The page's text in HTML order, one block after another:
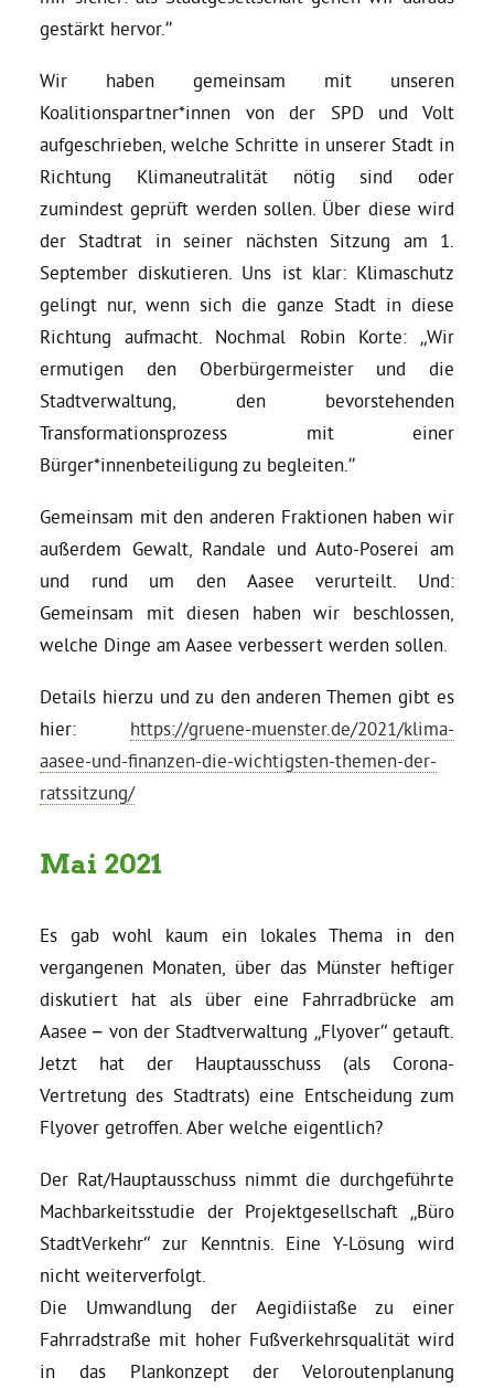
gestärkt hervor.”
Wir haben gemeinsam mit unseren
Koalitionspartner*innen von der SPD und Volt
aufgeschrieben, welche Schritte in unserer Stadt in
Richtung Klimaneutralität nötig sind oder
zumindest geprüft werden sollen. Über diese wird
der Stadtrat in seiner nächsten Sitzung am 1.
September diskutieren. Uns ist klar: Klimaschutz
gelingt nur, wenn sich die ganze Stadt in diese
Richtung aufmacht. Nochmal Robin Korte: „Wir
ermutigen den Oberbürgermeister und die
Stadtverwaltung, den bevorstehenden
Transformationsprozess mit einer
Bürger*innenbeteiligung zu begleiten.”
Gemeinsam mit den anderen Fraktionen haben wir
außerdem Gewalt, Randale und Auto-Poserei am
und rund um den Aasee verurteilt. Und:
Gemeinsam mit diesen haben wir beschlossen,
welche Dinge am Aasee verbessert werden sollen.
Details hierzu und zu den anderen Themen gibt es
hier: https://gruene-muenster.de/2021/klima-
aasee-und-finanzen-die-wichtigsten-themen-der-
ratssitzung/
Mai 2021
Es gab wohl kaum ein lokales Thema in den
vergangenen Monaten, über das Münster heftiger
diskutiert hat als über eine Fahrradbrücke am
Aasee – von der Stadtverwaltung „Flyover“ getauft.
Jetzt hat der Hauptausschuss (als Corona-
Vertretung des Stadtrats) eine Entscheidung zum
Flyover getroffen. Aber welche eigentlich?
Der Rat/Hauptausschuss nimmt die durchgeführte
Machbarkeitsstudie der Projektgesellschaft „Büro
StadtVerkehr“ zur Kenntnis. Eine Y-Lösung wird
nicht weiterverfolgt.
Die Umwandlung der Aegidiistaße zu einer
Fahrradstraße mit hoher Fußverkehrsqualität wird
in das Plankonzept der Veloroutenplanung